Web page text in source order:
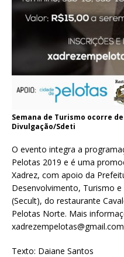
Semana de Turismo ocorre
Divulgação/Sdeti
O evento integra a
Pelotas 2019 e é uma
Xadrez, com apoio da
Desenvolvimento, Turismo
(Secult), do restaurante
Pelotas Norte. Mais
Texto: Daiane Santos